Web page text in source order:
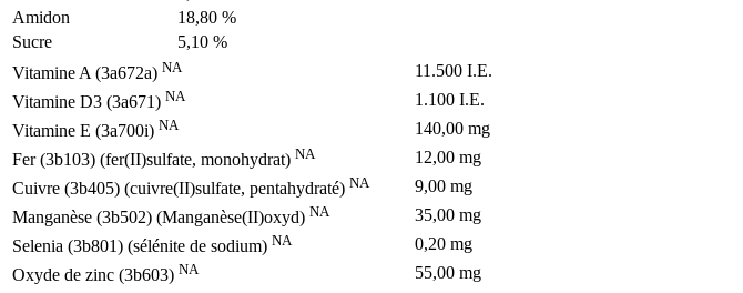
Amidon
18,80 %
Sucre
5,10 %
Vitamine A (3a672a) NA
11.500 I.E.
Vitamine D3 (3a671) NA
1.100 I.E.
Vitamine E (3a700i) NA
140,00 mg
Fer (3b103) (fer(II)sulfate, monohydrat) NA
12,00 mg
Cuivre (3b405) (cuivre(II)sulfate, pentahydraté) NA
9,00 mg
Manganèse (3b502) (Manganèse(II)oxyd) NA
35,00 mg
Selenia (3b801) (sélénite de sodium) NA
0,20 mg
Oxyde de zinc (3b603) NA
55,00 mg